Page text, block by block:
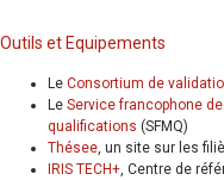
Outils et Equipements
Le Consortium de
Le Service francophone
qualifications (SFMQ)
Thésee , un site sur les
IRIS TECH+ , Centre de